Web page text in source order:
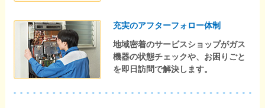
充実のアフターフォロー体制
地域密着のサービスショップがガス
機器の状態チェックや、お困りごと
を即日訪問で解決します。